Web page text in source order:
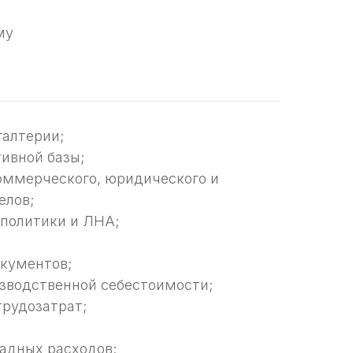
базы;
юридического и
политики и ЛНА;
себестоимости;
расходов;